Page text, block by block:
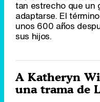
tan estrecho que un
adaptarse. El
unos 600 años
sus hijos.
A Katheryn
una trama de